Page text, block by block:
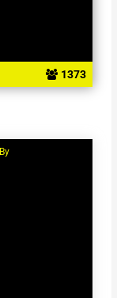
1373
By